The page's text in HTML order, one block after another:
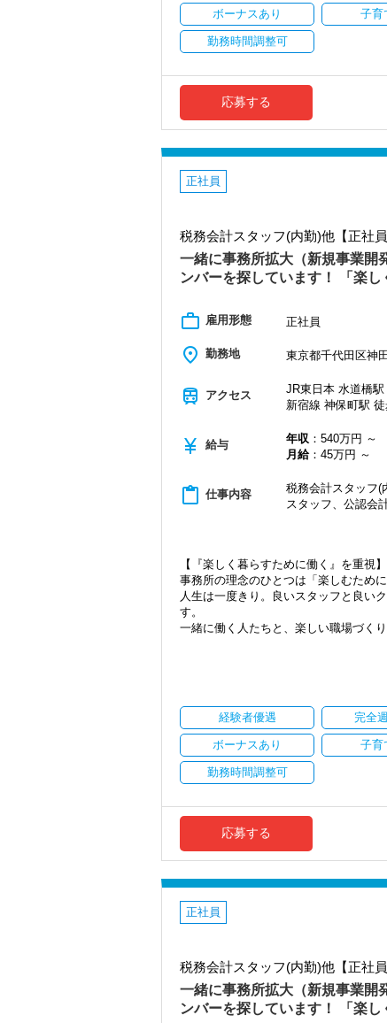
う今後は顧問業務も積極的に増やす予
た。
弊社では月次顧問、決算作業、申告書
お客様と打ち合わせする際には、基本
則月１回/社で対応しています。
る時間を充分に確保できること、レビ
【お客様の特徴】
そのため、資産税を中心とした税理士
とはありません。
また、希望があれば事業承継コンサル
います。
仕事と資格取得を両立させたいという
・社内全体で資格取得を後押し
資格取得を目指している方が、仕事と
・働き方の柔軟な対応
「資格取得のため学校へ通う時間を確
・資格取得中も取得後も役に立つ実務
【働きやすい環境 ～自由度が高くワ
当事務所では常勤と非常勤合わせて10
制で意見を言いやすい環境です。
チームを組んで案件を進めることも多
なって頑張っています。
・内勤時の服装は過度にラフでない限
・それぞれのご事情やご希望による働
・子育て等でブランクがある方も歓迎
・代表も40台半ばの比較的年齢の若い
打ち解けやすいです！
多くのメンバーがずっと一緒に働きた
一人一人の意見が届く環境でもありま
「こんな事務所で働きたい」という希
【法人税スタッフは特にこんな方を求
・資格取得と仕事を両立し、幅広い税
・やりがいのある職場で、自分に合っ
・自分らしく考え、新しいことにどんど
上記に一つでも共感して頂ける方は、
ボーナスあり 子育
勤務時間調整可
応募する
正社員
税務会計スタッフ(内勤)他【正社
一緒に事務所拡大（新規事業開
ンバーを探しています！ 「楽
work_outline 雇用形態 正社員
place 勤務地 東京都千代田区神
train アクセス
JR東日本 水道橋
新宿線 神保町駅
currency_yen 給与 年収 ：540万円 ～
月給：45万円 ～
content_paste 仕事内容
税務会計スタッフ(
スタッフ、公認会
【『楽しく暮らすために働く』を重視】
事務所の理念のひとつは「楽しむために
人生は一度きり。良いスタッフと良い
す。
一緒に働く人たちと、楽しい職場づく
楽しく暮らすためには、仕事を通して
その時は、ゼロベースのメンバーと一
僕たちの事務所は、困った人を助け合
実際に入社した社員からは、「困難な
たことや、「単に記帳代行や税務申告
【税理士法人ゼロベースの3つの特徴】
◉ お客様やスタッフ同士の対話を大切に
ゼロベースは、資料やデータのやりと
職場ではチャットワークを使用し、
◉ 会計ソフトはfreee会計に特化し、場
ろんセキュリティの上で）。
スキマ時間での勤務も大歓迎です！
うなイメージで柔軟な勤務体系になっ
なお、在宅ワークは一定の条件の下で
経験者優遇 完全
ボーナスあり 子育
勤務時間調整可
応募する
正社員
税務会計スタッフ(内勤)他【正社
一緒に事務所拡大（新規事業開
ンバーを探しています！ 「楽